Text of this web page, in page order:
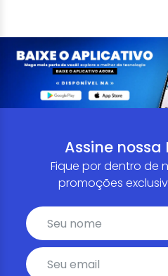
Assine
Fique por dentro de
promoções